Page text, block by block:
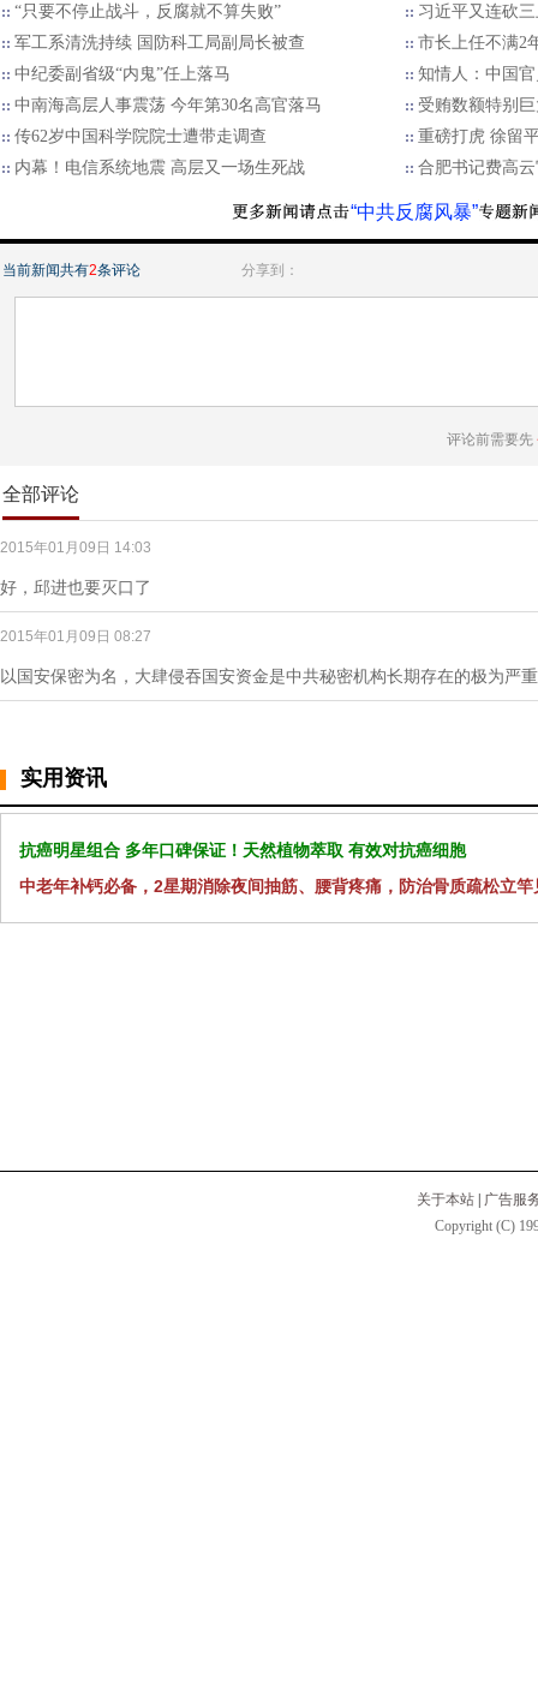
“只要不停止战斗，反腐就不算失败”
习近平又连砍
军工系清洗持续 国防科工局副局长被查
市长上任不满2
中纪委副省级“内鬼”任上落马
知情人：中国
中南海高层人事震荡 今年第30名高官落马
受贿数额特别
传62岁中国科学院院士遭带走调查
重磅打虎 徐留
内幕！电信系统地震 高层又一场生死战
合肥书记费高
“中共反腐风暴”
当前新闻共有2条评论 分享到：
评论前需要先
全部评论
2015年01月09日 14:03
好，邱进也要灭口了
2015年01月09日 08:27
以国安保密为名，大肆侵吞国安资金是中共秘密机构长期存在的极为严
实用资讯
抗癌明星组合 多年口碑保证！天然植物萃取 有效对抗癌细胞
中老年补钙必备，2星期消除夜间抽筋、腰背疼痛，防治骨质疏松立竿
关于本站
广告服
Copyright (C)